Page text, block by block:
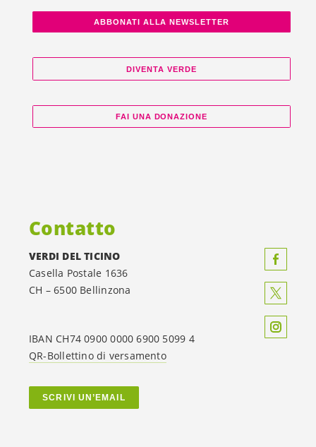
ABBONATI ALLA NEWSLETTER
DIVENTA VERDE
FAI UNA DONAZIONE
Contatto
VERDI DEL TICINO
Casella Postale 1636
CH – 6500 Bellinzona
IBAN CH74 0900 0000 6900 5099 4
QR-Bollettino di versamento
SCRIVI UN’EMAIL